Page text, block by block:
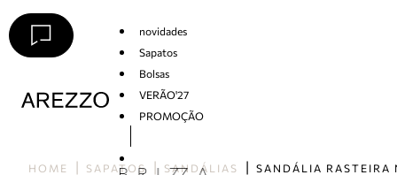
novidades
Sapatos
Bolsas
VERÃO'27
PROMOÇÃO
HOME SAPATOS SANDÁLIAS